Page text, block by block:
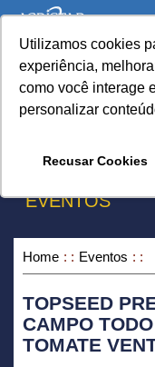
Utilizamos cookies
experiência,
como você interage
personalizar
Recusar Cookies
to Content
EVENTOS
Home Eventos
TOPSEED
CAMPO
TOMATE